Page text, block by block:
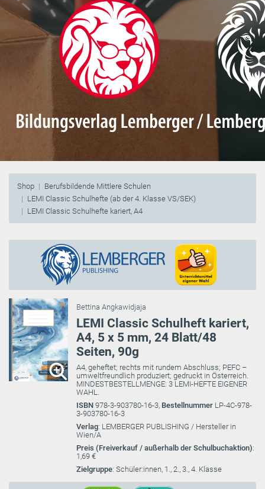
Shop
Berufsbildende Mittlere Schulen
LEMI Classic Schulhefte (ab der 4. Klasse VS/SEK)
LEMI Classic Schulhefte kariert, A4
Bettina Angkawidjaja
LEMI Classic Schulheft kariert,
A4, 5 x 5 mm, 24 Blatt/48
Seiten, 90g
A4, geheftet; rechts mit rundem Abschluss; PEFC –
umweltfreundlich produziert; gedruckt in Österreich.
MINDESTBESTELLMENGE: 3 LEMI-HEFTE EIGENER
WAHL.
ISBN 978-3-903780-16-3, Bestellnummer LP-4C-978-
3-903780-16-3
Verlag: LEMBERGER PUBLISHING / Hersteller in
Wien/A
Preis (Freiverkauf / außerhalb der Schulbuchaktion):
1,69 €
Zielgruppe: Schüler:innen, 1., 2., 3., 4. Klasse